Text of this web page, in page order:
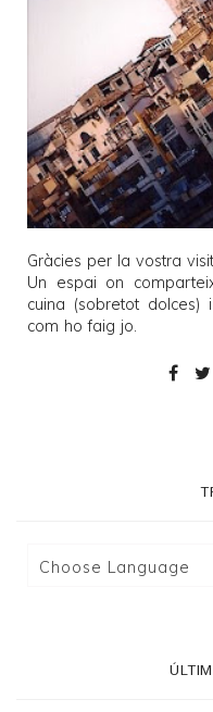
Gràcies per la vostra
Un espai on
cuina (sobretot
com ho faig jo.